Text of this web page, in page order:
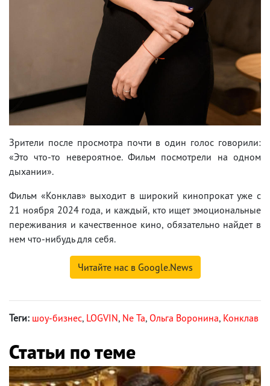
Зрители после просмотра почти в один голос говорили:
«Это что-то невероятное. Фильм посмотрели на одном
дыхании».
Фильм «Конклав» выходит в широкий кинопрокат уже с
21 ноября 2024 года, и каждый, кто ищет эмоциональные
переживания и качественное кино, обязательно найдет в
нем что-нибудь для себя.
Читайте нас в Google.News
Теги: шоу-бизнес, LOGVIN, Ne Ta, Ольга Воронина, Конклав
Статьи по теме